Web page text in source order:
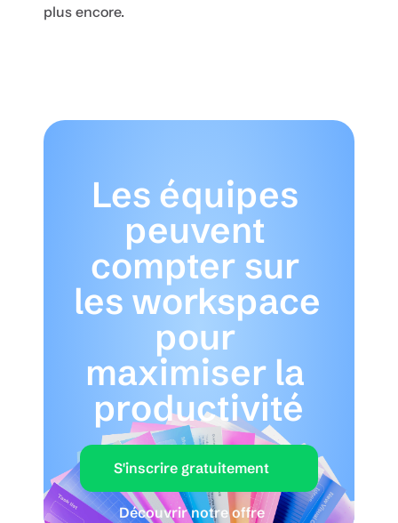
plus encore.
Les équipes
peuvent
compter sur
les workspace
pour
maximiser la
productivité
S'inscrire gratuitement
Découvrir notre offre